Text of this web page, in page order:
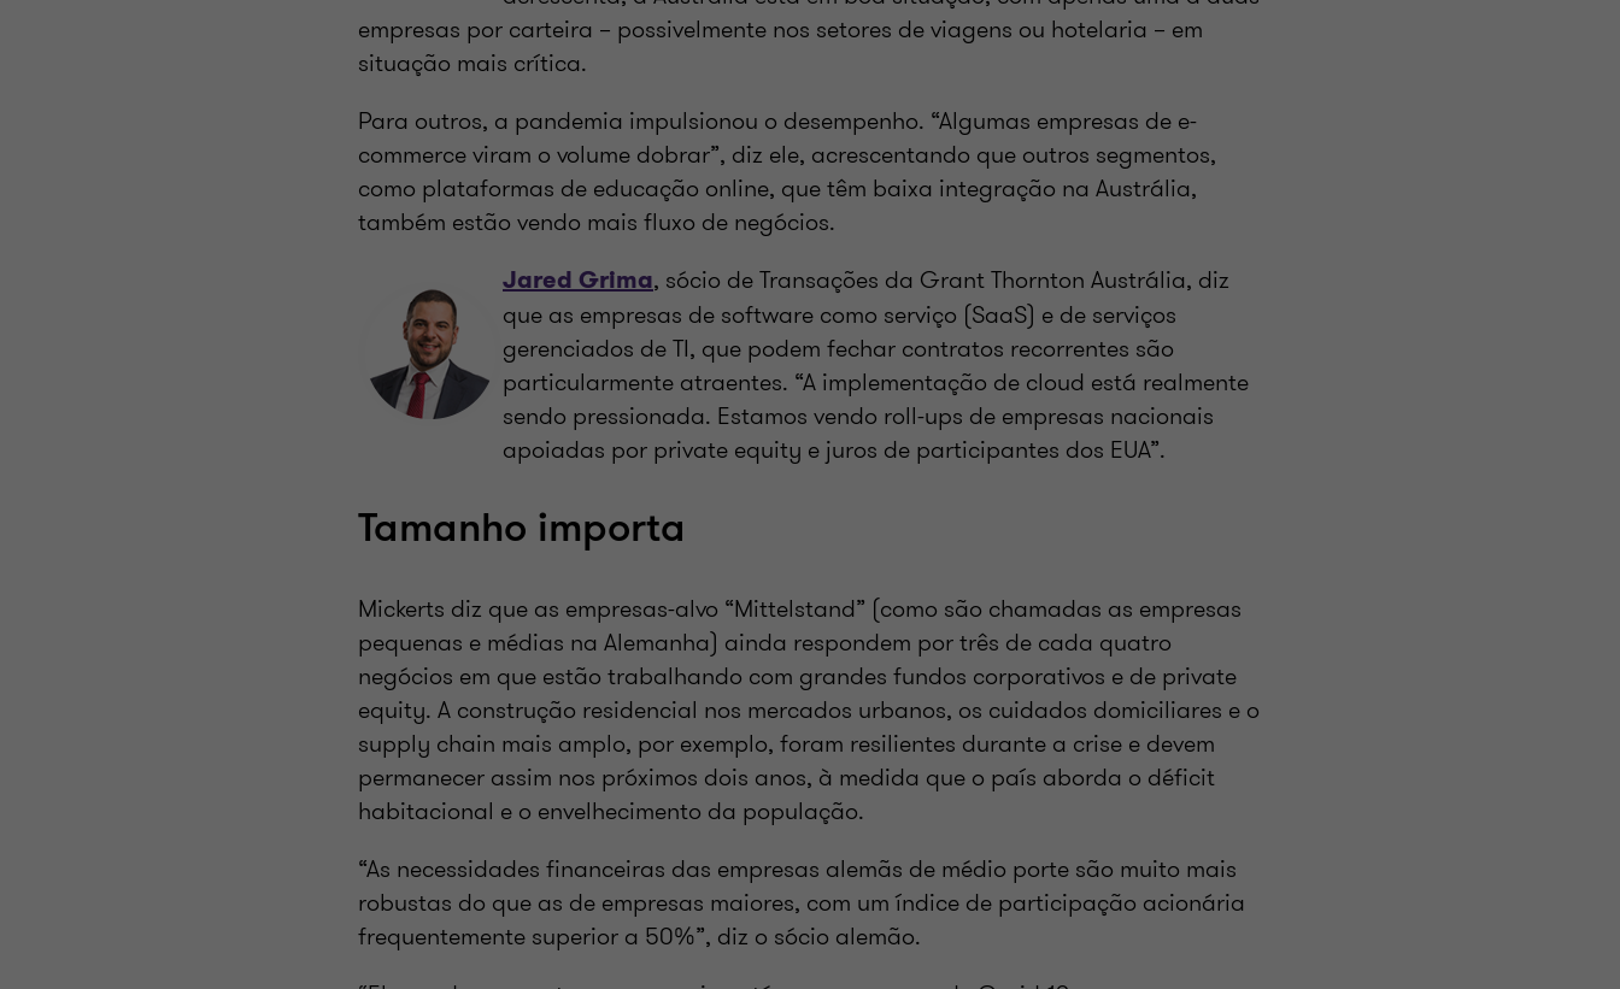
empresas por carteira – possivelmente nos setores de viagens ou hotelaria – em
situação mais crítica.
Para outros, a pandemia impulsionou o desempenho. “Algumas empresas de e-
commerce viram o volume dobrar”, diz ele, acrescentando que outros segmentos,
como plataformas de educação online, que têm baixa integração na Austrália,
também estão vendo mais fluxo de negócios.
Jared Grima, sócio de Transações da Grant Thornton Austrália, diz
que as empresas de software como serviço (SaaS) e de serviços
gerenciados de TI, que podem fechar contratos recorrentes são
particularmente atraentes. “A implementação de cloud está realmente
sendo pressionada. Estamos vendo roll-ups de empresas nacionais
apoiadas por private equity e juros de participantes dos EUA”.
Tamanho importa
Mickerts diz que as empresas-alvo “Mittelstand” (como são chamadas as empresas
pequenas e médias na Alemanha) ainda respondem por três de cada quatro
negócios em que estão trabalhando com grandes fundos corporativos e de private
equity. A construção residencial nos mercados urbanos, os cuidados domiciliares e o
supply chain mais amplo, por exemplo, foram resilientes durante a crise e devem
permanecer assim nos próximos dois anos, à medida que o país aborda o déficit
habitacional e o envelhecimento da população.
“As necessidades financeiras das empresas alemãs de médio porte são muito mais
robustas do que as de empresas maiores, com um índice de participação acionária
frequentemente superior a 50%”, diz o sócio alemão.